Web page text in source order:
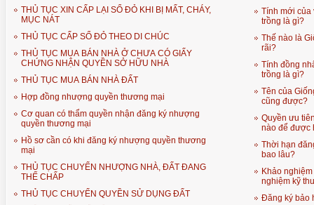
THỦ TỤC XIN CẤP LẠI SỔ ĐỎ KHI BỊ MẤT, CHÁY,
MỤC NÁT
THỦ TỤC CẤP SỔ ĐỎ THEO DI CHÚC
THỦ TỤC MUA BÁN NHÀ Ở CHƯA CÓ GIẤY
CHỨNG NHẬN QUYỀN SỞ HỮU NHÀ
THỦ TỤC MUA BÁN NHÀ ĐẤT
Hợp đồng nhượng quyền thương mại
Cơ quan có thẩm quyền nhận đăng ký nhượng
quyền thương mại
Hồ sơ cần có khi đăng ký nhượng quyền thương
mại
THỦ TỤC CHUYỂN NHƯỢNG NHÀ, ĐẤT ĐANG
THẾ CHẤP
THỦ TỤC CHUYỂN QUYỀN SỬ DỤNG ĐẤT
Tính mới của
trồng là gì?
Thế nào là
rãi?
Tính đồng
trồng là gì?
Tên của
cũng được?
Quyền ưu
nào để được
Thời hạn
bao lâu?
Khảo
nghiệm kỹ
Đăng ký bảo